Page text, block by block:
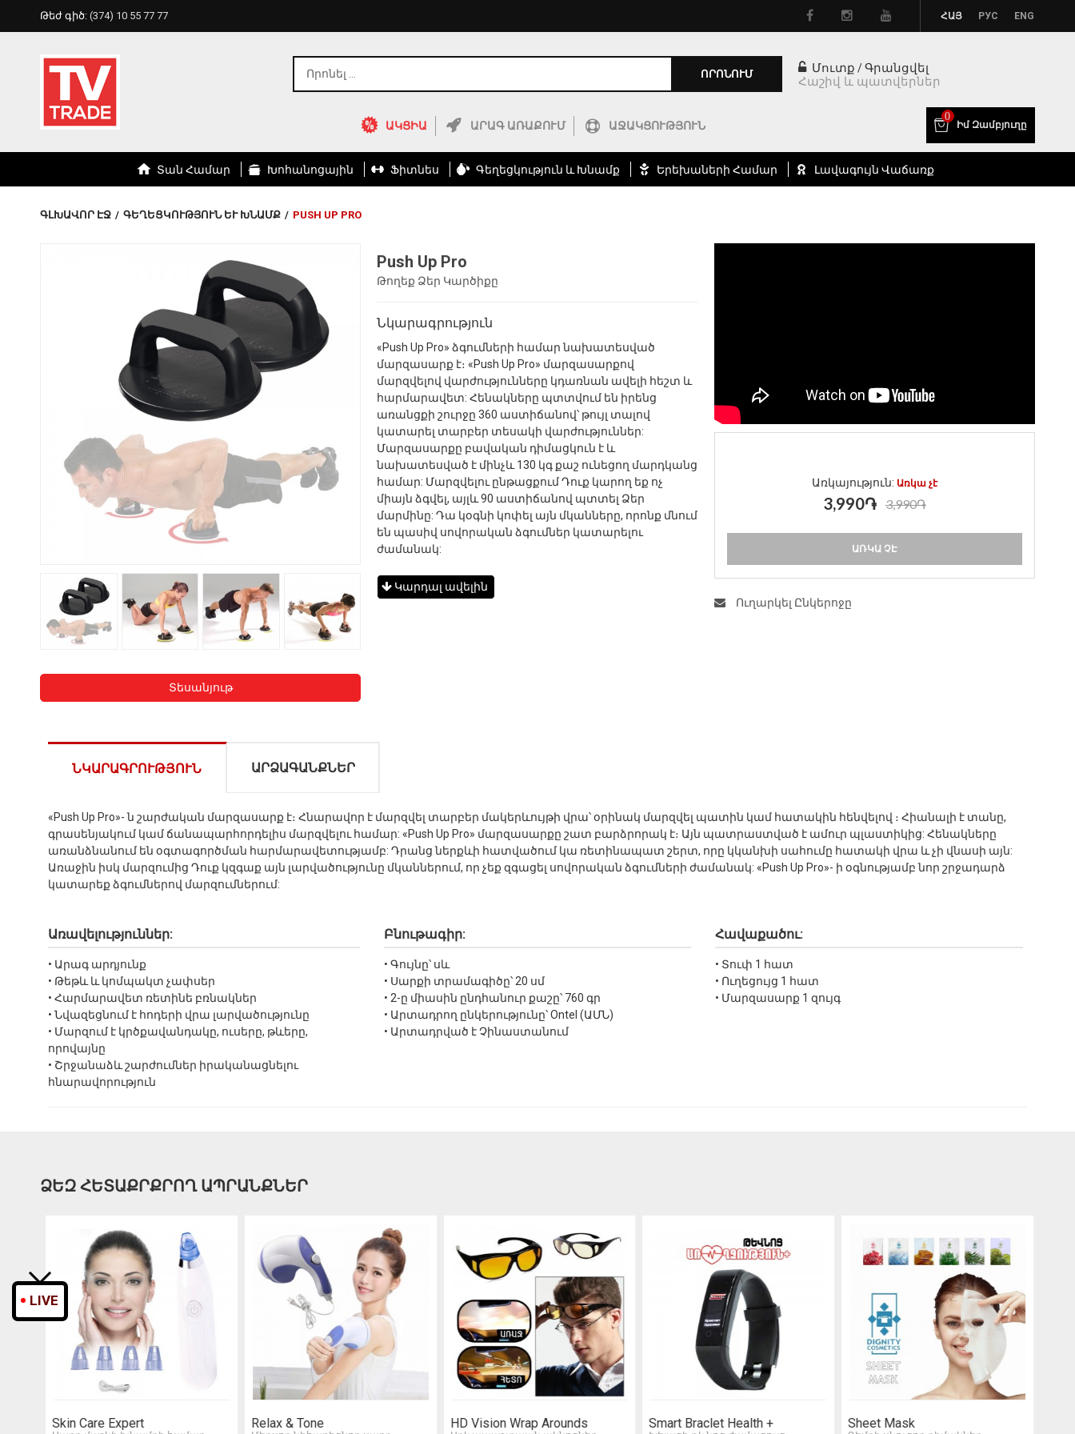
Թեժ գիծ: (374) 10 55 77 77 ՀԱՅ РУС ENG
ՈՐՈՆՈՒՄ
ԱԿՑԻԱ ԱՐԱԳ ԱՌԱՔՈՒՄ ԱՋԱԿՑՈՒԹՅՈՒՆ
Մուտք /Գրանցվել
Հաշիվ և պատվերներ
0
Իմ Զամբյուղը
Տան Համար Խոհանոցային Ֆիտնես Գեղեցկություն ԵՒ Խնամք Երեխաների Համար Լավագույն Վաճառք
ԳԼԽԱՎՈՐ ԷՋ / ԳԵՂԵՑԿՈՒԹՅՈՒՆ ԵՒ ԽՆԱՄՔ / PUSH UP PRO
Տեսանյութ
Push Up Pro
Թողեք Ձեր Կարծիքը
Նկարագրություն
«Push Up Pro» ձգումների համար նախատեսված
մարզասարք է։ «Push Up Pro» մարզասարքով
մարզվելով վարժությունները կդառնան ավելի հեշտ և
հարմարավետ: Հենակները պտտվում են իրենց
առանցքի շուրջը 360 աստիճանով՝ թույլ տալով
կատարել տարբեր տեսակի վարժություններ:
Մարզասարքը բավական դիմացկուն է և
նախատեսված է մինչև 130 կգ քաշ ունեցող մարդկանց
համար: Մարզվելու ընթացքում Դուք կարող եք ոչ
միայն ձգվել, այլև 90 աստիճանով պտտել Ձեր
մարմինը: Դա կօգնի կոփել այն մկանները, որոնք մնում
են պասիվ սովորական ձգումներ կատարելու
ժամանակ:
Կարդալ ավելին
Առկայություն: Առկա չէ
3,990֏ 3,990֏
ԱՌԿԱ ՉԷ
Ուղարկել Ընկերոջը
ՆԿԱՐԱԳՐՈՒԹՅՈՒՆ
«Push Up Pro»- ն շարժական մարզասարք է։ Հնարավոր է մարզվել տարբեր մակերևույթի վրա՝ օրինակ մարզվել պատին կամ հատակին հենվելով ։ Հիանալի է տանը,
գրասենյակում կամ ճանապարհորդելիս մարզվելու համար: «Push Up Pro» մարզասարքը շատ բարձրորակ է։ Այն պատրաստված է ամուր պլաստիկից: Հենակները
առանձնանում են օգտագործման հարմարավետությամբ: Դրանց ներքևի հատվածում կա ռետինապատ շերտ, որը կկանխի սահումը հատակի վրա և չի վնասի այն:
Առաջին իսկ մարզումից Դուք կզգաք այն լարվածությունը մկաններում, որ չեք զգացել սովորական ձգումների ժամանակ: «Push Up Pro»- ի օգնությամբ նոր շրջադարձ
կատարեք ձգումներով մարզումներում:
Առավելություններ:
• Արագ արդյունք
• Թեթև և կոմպակտ չափսեր
• Հարմարավետ ռետինե բռնակներ
• Նվազեցնում է հոդերի վրա լարվածությունը
• Մարզում է կրծքավանդակը, ուսերը, թևերը,
որովայնը
• Շրջանաձև շարժումներ իրականացնելու
հնարավորություն
Բնութագիր:
• Գույնը՝ սև
• Սարքի տրամագիծը՝ 20 սմ
• 2-ը միասին ընդհանուր քաշը՝ 760 գր
• Արտադրող ընկերությունը՝ Ontel (ԱՄՆ)
• Արտադրված է Չինաստանում
Հավաքածու:
• Տուփ 1 հատ
• Ուղեցույց 1 հատ
• Մարզասարք 1 զույգ
ԱՐՁԱԳԱՆՔՆԵՐ
ՁԵԶ ՀԵՏԱՔՐՔՐՈՂ ԱՊՐԱՆՔՆԵՐ
Skin Care Expert Relax & Tone HD Vision Wrap Arounds Smart Braclet Health + Sheet Mask
LIVE